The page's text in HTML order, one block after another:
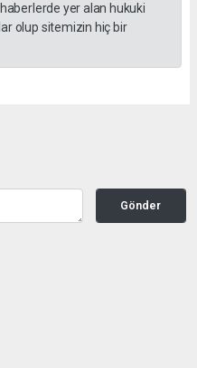
yer alan hukuki
olup sitemizin hiç bir
Gönder